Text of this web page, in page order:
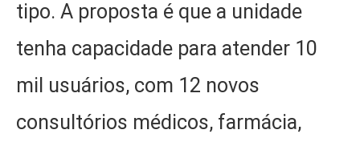
tipo. A proposta é que a unidade
tenha capacidade para atender 10
mil usuários, com 12 novos
consultórios médicos, farmácia,